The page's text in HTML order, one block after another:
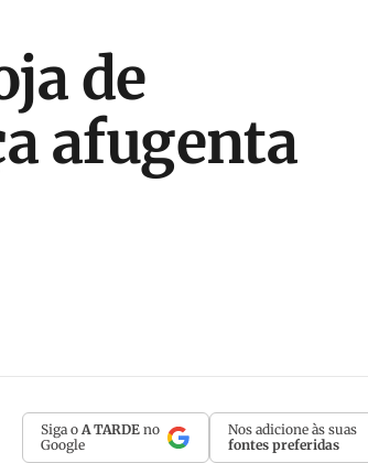
de
afugenta
Siga o A TARDE no
Google
Nos adicione às suas
fontes preferidas